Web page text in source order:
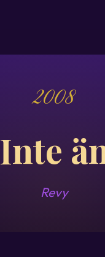
2008
Inte
Revy